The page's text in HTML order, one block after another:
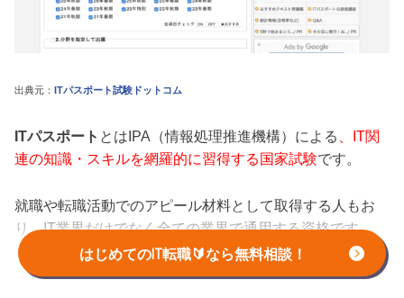
はじめてのIT転職🔰なら無料相談！
出典元： ITパスポート試験ドットコム
ITパスポート とはIPA（情報処理推進機構）による
、IT関
連の知識・スキルを網羅的に習得する国家試験です。
就職や転職活動でのアピール材料として取得する人もお
り、IT業界だけでなく全ての業界で通用する資格です。
本来の試験は有料ですが、ITパスポート試験ドットコムな